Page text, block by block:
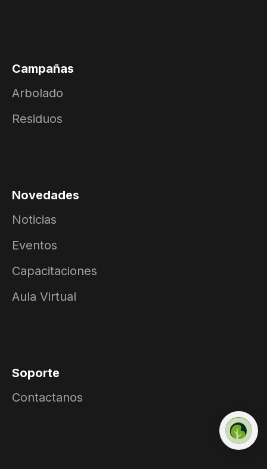
Campañas
Arbolado
Residuos
Novedades
Noticias
Eventos
Capacitaciones
Aula Virtual
Soporte
Contactanos